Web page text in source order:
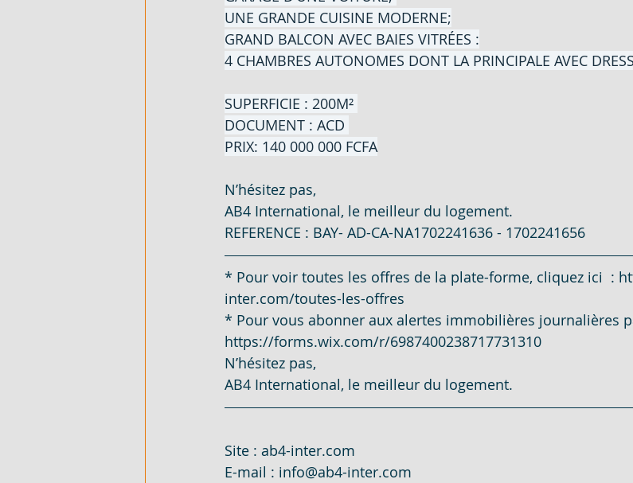
FLEXIBLE - EN VENTE - COTE D'IVOIR AMPOULE LED - EN VENTE - COTE D'IVO
ARTICLES DE QUINCAILLERIE - EN VEN
VILLA BASSE 4 PIECES SUR 220M²- EN DUPLEX 5 PIECES - EN VENTE - COTE D
VILLA BASSE 5 PIECES - EN LOCATION
989 M² AVEC ACD - EN VENTE - COTE D
UNE GRANDE CUISINE MODERNE;
GRAND BALCON AVEC BAIES VITRÉES :
4 CHAMBRES AUTONOMES DONT LA PRINCIPALE AVEC
SUPERFICIE : 200M²
DOCUMENT : ACD
PRIX: 140 000 000 FCFA
N’hésitez pas,
AB4 International, le meilleur du logement.
REFERENCE : BAY- AD-CA-NA1702241636 - 1702241656
* Pour voir toutes les offres de la plate-forme, cliquez ici  :
inter.com/toutes-les-offres
* Pour vous abonner aux alertes immobilières journalières
https://forms.wix.com/r/6987400238717731310
N’hésitez pas,
AB4 International, le meilleur du logement.
Site : ab4-inter.com
E-mail : info@ab4-inter.com